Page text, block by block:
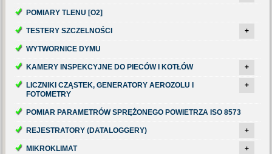
POMIARY TLENU [O2]
TESTERY SZCZELNOŚCI +
WYTWORNICE DYMU
KAMERY INSPEKCYJNE DO PIECÓW I KOTŁÓW +
LICZNIKI CZĄSTEK, GENERATORY AEROZOLU I
FOTOMETRY
+
POMIAR PARAMETRÓW SPRĘŻONEGO POWIETRZA ISO 8573
REJESTRATORY (DATALOGGERY) +
MIKROKLIMAT +